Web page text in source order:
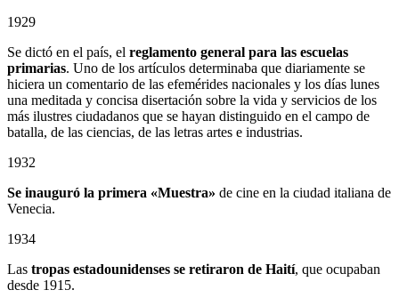
1929
Se dictó en el país, el reglamento general para las escuelas
primarias. Uno de los artículos determinaba que diariamente se
hiciera un comentario de las efemérides nacionales y los días lunes
una meditada y concisa disertación sobre la vida y servicios de los
más ilustres ciudadanos que se hayan distinguido en el campo de
batalla, de las ciencias, de las letras artes e industrias.
1932
Se inauguró la primera «Muestra» de cine en la ciudad italiana de
Venecia.
1934
Las tropas estadounidenses se retiraron de Haití, que ocupaban
desde 1915.